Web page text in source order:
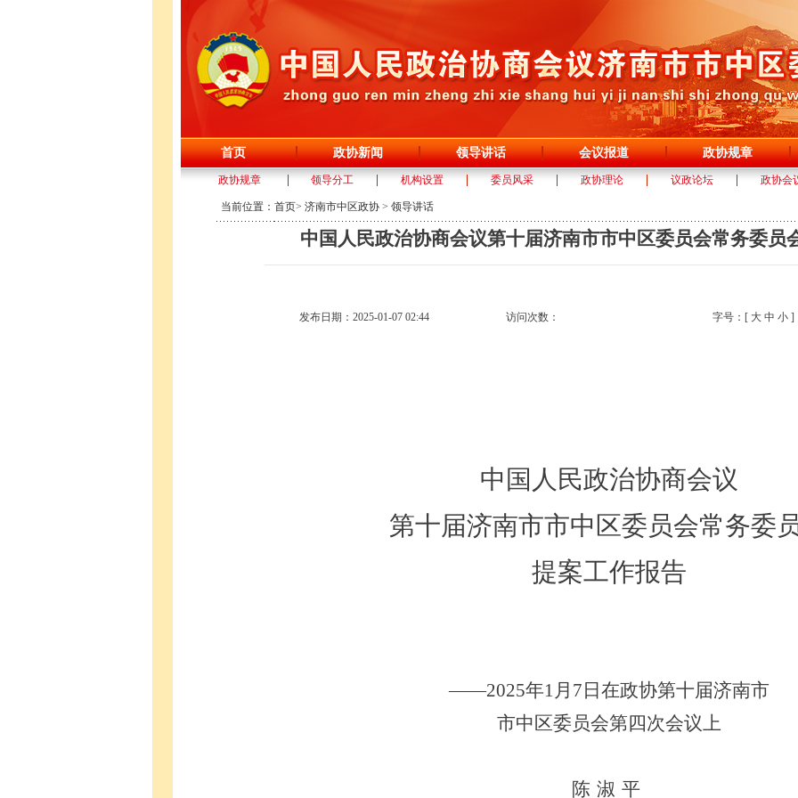
首页 政协新闻 领导讲话 会议报道 政协规章
政协规章 领导分工 机构设置 委员风采 政协理论 议政论坛 政协会
当前位置： 首页> 济南市中区政协 > 领导讲话
中国人民政治协商会议第十届济南市市中区委员会常务委员
发布日期：2025-01-07 02:44 访问次数： 字号：[ 大 中 小]
中国人民政治协商会议
第十届济南市市中区委员会常务委
提案工作报告
——2025年1月 7 日在政协第十届济南市
市中区委员会第四次会议上
陈淑平